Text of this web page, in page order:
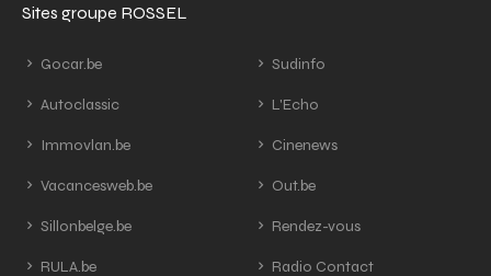
Sites groupe ROSSEL
Gocar.be
Autoclassic
Immovlan.be
Vacancesweb.be
Sillonbelge.be
RULA.be
Sudinfo
L'Echo
Cinenews
Out.be
Rendez-vous
Radio Contact